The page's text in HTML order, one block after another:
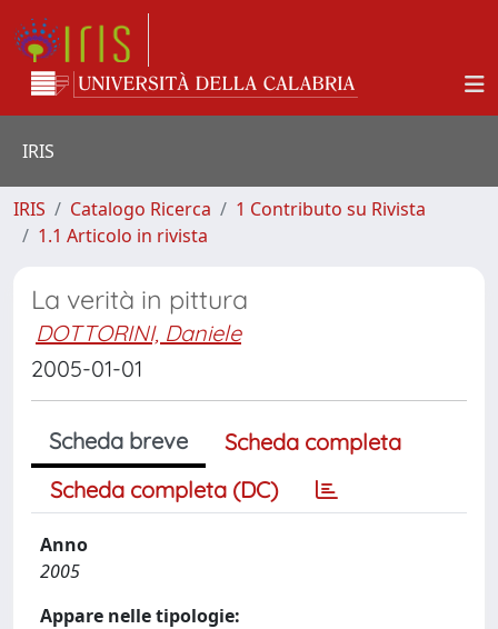
IRIS
IRIS Catalogo Ricerca
1 Contributo su Rivista
1.1 Articolo in rivista
La verità in pittura
DOTTORINI, Daniele
2005-01-01
Scheda breve
Scheda completa
Scheda completa (DC)
Anno
2005
Appare nelle tipologie: